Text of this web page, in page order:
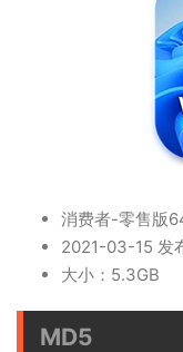
消费者-零售版
2021-03-15 发
大小：5.3GB
MD5